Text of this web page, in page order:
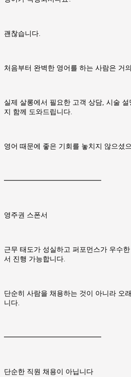
괜찮습니다.
처음부터 완벽한 영어를 하는 사람은 거
실제 살롱에서 필요한 고객 상담, 시술
지 함께 도와드립니다.
영어 때문에 좋은 기회를 놓치지 않으셨
━━━━━━━━━━━━━━
영주권 스폰서
근무 태도가 성실하고 퍼포먼스가 우수
서 진행 가능합니다.
단순히 사람을 채용하는 것이 아니라 오
니다.
━━━━━━━━━━━━━━
단순한 직원 채용이 아닙니다